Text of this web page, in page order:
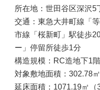
所在地：世田谷区深沢5
交通：東急大井町線「
市線「桜新町」駅徒歩
ー」停留所徒歩1分
構造規模：RC造地下1
対象敷地面積：302.78
延床面積：1071.19㎡（